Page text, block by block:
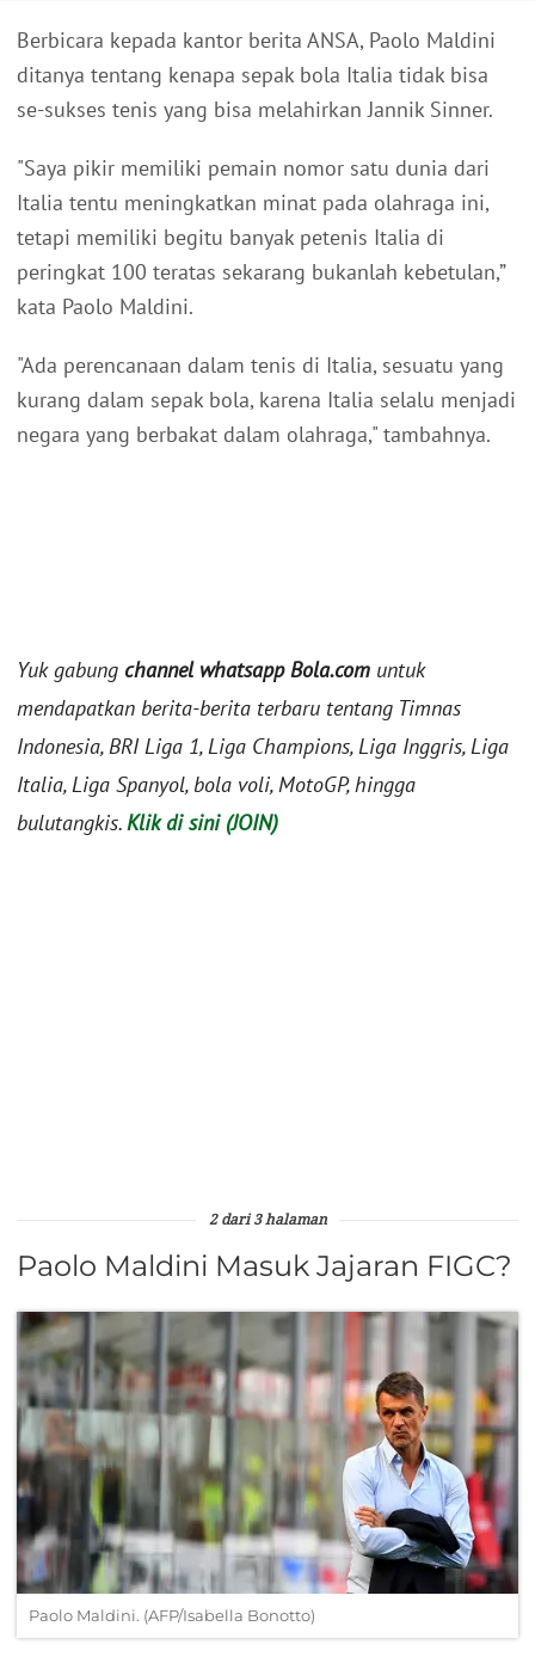
Berbicara kepada kantor berita ANSA, Paolo Maldini
ditanya tentang kenapa sepak bola Italia tidak bisa
se-sukses tenis yang bisa melahirkan Jannik Sinner.
"Saya pikir memiliki pemain nomor satu dunia dari
Italia tentu meningkatkan minat pada olahraga ini,
tetapi memiliki begitu banyak petenis Italia di
peringkat 100 teratas sekarang bukanlah kebetulan,”
kata Paolo Maldini.
"Ada perencanaan dalam tenis di Italia, sesuatu yang
kurang dalam sepak bola, karena Italia selalu menjadi
negara yang berbakat dalam olahraga," tambahnya.
Yuk gabung channel whatsapp Bola.com untuk
mendapatkan berita-berita terbaru tentang Timnas
Indonesia, BRI Liga 1, Liga Champions, Liga Inggris, Liga
Italia, Liga Spanyol, bola voli, MotoGP, hingga
bulutangkis.Klik di sini (JOIN)
2 dari 3 halaman
Paolo Maldini Masuk Jajaran FIGC?
Paolo Maldini. (AFP/Isabella Bonotto)